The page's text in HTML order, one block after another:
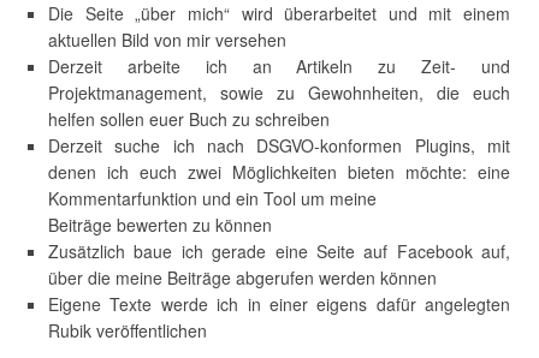
Die Seite „über mich“ wird überarbeitet und mit einem
aktuellen Bild von mir versehen
Derzeit arbeite ich an Artikeln zu Zeit- und
Projektmanagement, sowie zu Gewohnheiten, die euch
helfen sollen euer Buch zu schreiben
Derzeit suche ich nach DSGVO-konformen Plugins, mit
denen ich euch zwei Möglichkeiten bieten möchte: eine
Kommentarfunktion und ein Tool um meine
Beiträge bewerten zu können
Zusätzlich baue ich gerade eine Seite auf Facebook auf,
über die meine Beiträge abgerufen werden können
Eigene Texte werde ich in einer eigens dafür angelegten
Rubik veröffentlichen